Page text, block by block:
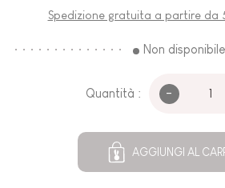
Spedizione gratuita a partire da
Non disponibile
Quantità : -
AGGIUNGI AL